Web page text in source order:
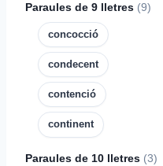
Paraules de 9 lletres (9)
concocció
condecent
contenció
continent
Paraules de 10 lletres (3)